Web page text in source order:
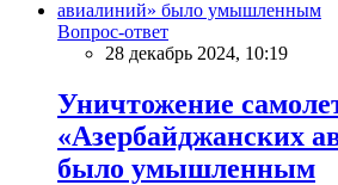
Вопрос-ответ
28 декабрь 2024, 10:19
Уничтожение
«Азербайджанских
было умышленным